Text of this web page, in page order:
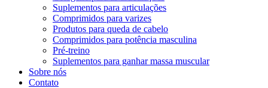
Suplementos para articulações
Comprimidos para varizes
Produtos para queda de cabelo
Comprimidos para potência masculina
Pré-treino
Suplementos para ganhar massa muscular
Sobre nós
Contato